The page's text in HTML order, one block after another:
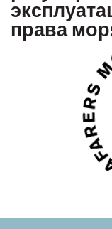
права